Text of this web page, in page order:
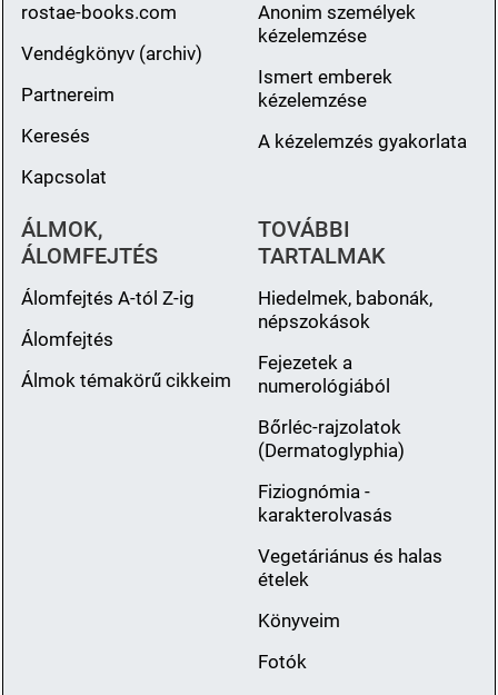
rostae-books.com
Vendégkönyv (archiv)
Partnereim
Keresés
Kapcsolat
Anonim személyek
kézelemzése
Ismert emberek
kézelemzése
A kézelemzés gyakorlata
ÁLMOK,
ÁLOMFEJTÉS
Álomfejtés A-tól Z-ig
Álomfejtés
Álmok témakörű cikkeim
TOVÁBBI
TARTALMAK
Hiedelmek, babonák,
népszokások
Fejezetek a
numerológiából
Bőrléc-rajzolatok
(Dermatoglyphia)
Fiziognómia -
karakterolvasás
Vegetáriánus és halas
ételek
Könyveim
Fotók